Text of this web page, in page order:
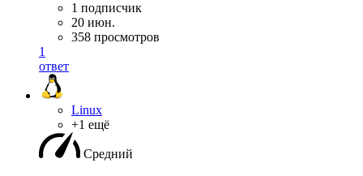
1 подписчик
20 июн.
358 просмотров
1
ответ
Linux
+1 ещё
Средний